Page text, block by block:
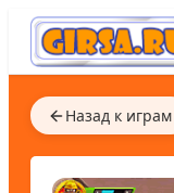
Назад к играм